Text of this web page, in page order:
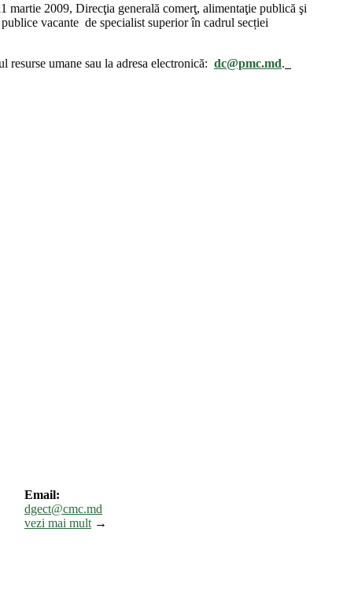
martie 2009, Direcţia generală comerţ, alimentaţie publică şi
vacante de specialist superior în cadrul secției
resurse umane sau la adresa electronică: dc@pmc.md.
Email:
dgect@cmc.md
vezi mai mult →